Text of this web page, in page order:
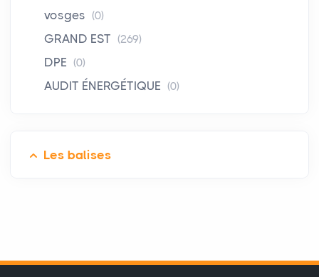
vosges (0)
GRAND EST (269)
DPE (0)
AUDIT ÉNERGÉTIQUE (0)
Les balises